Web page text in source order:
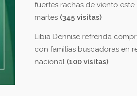
fuertes rachas de viento este
martes (345 visitas)
Libia Dennise refrenda
con familias buscadoras en
nacional (100 visitas)